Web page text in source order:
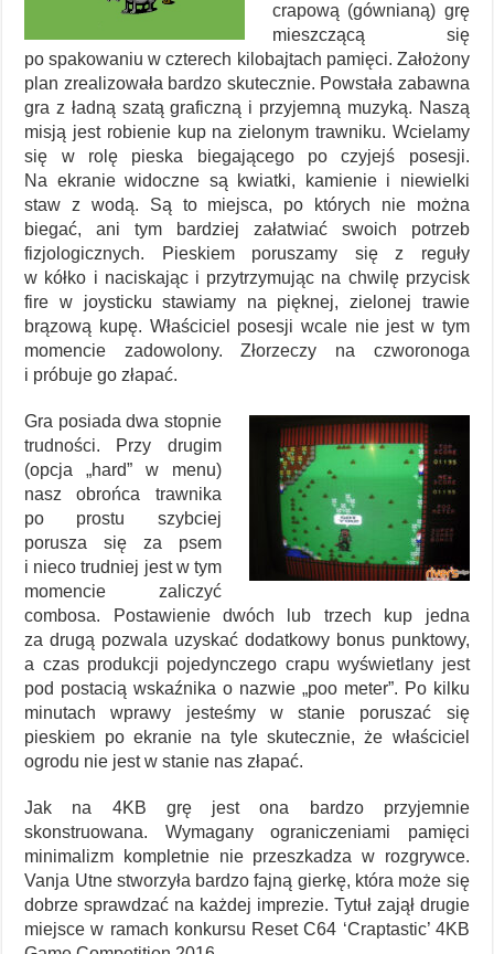
crapową (gównianą) grę
mieszczącą się
po spakowaniu w czterech kilobajtach pamięci. Założony
plan zrealizowała bardzo skutecznie. Powstała zabawna
gra z ładną szatą graficzną i przyjemną muzyką. Naszą
misją jest robienie kup na zielonym trawniku. Wcielamy
się w rolę pieska biegającego po czyjejś posesji.
Na ekranie widoczne są kwiatki, kamienie i niewielki
staw z wodą. Są to miejsca, po których nie można
biegać, ani tym bardziej załatwiać swoich potrzeb
fizjologicznych. Pieskiem poruszamy się z reguły
w kółko i naciskając i przytrzymując na chwilę przycisk
fire w joysticku stawiamy na pięknej, zielonej trawie
brązową kupę. Właściciel posesji wcale nie jest w tym
momencie zadowolony. Złorzeczy na czworonoga
i próbuje go złapać.
Gra posiada dwa stopnie
trudności. Przy drugim
(opcja „hard” w menu)
nasz obrońca trawnika
po prostu szybciej
porusza się za psem
i nieco trudniej jest w tym
momencie zaliczyć
combosa. Postawienie dwóch lub trzech kup jedna
za drugą pozwala uzyskać dodatkowy bonus punktowy,
a czas produkcji pojedynczego crapu wyświetlany jest
pod postacią wskaźnika o nazwie „poo meter”. Po kilku
minutach wprawy jesteśmy w stanie poruszać się
pieskiem po ekranie na tyle skutecznie, że właściciel
ogrodu nie jest w stanie nas złapać.
Jak na 4KB grę jest ona bardzo przyjemnie
skonstruowana. Wymagany ograniczeniami pamięci
minimalizm kompletnie nie przeszkadza w rozgrywce.
Vanja Utne stworzyła bardzo fajną gierkę, która może się
dobrze sprawdzać na każdej imprezie. Tytuł zajął drugie
miejsce w ramach konkursu Reset C64 ‘Craptastic’ 4KB